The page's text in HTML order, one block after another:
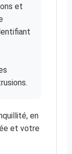
et
en
et votre